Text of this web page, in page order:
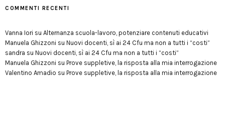
COMMENTI RECENTI
Vanna Iori su Alternanza scuola-lavoro, potenziare contenuti educativi
Manuela Ghizzoni su Nuovi docenti, sì ai 24 Cfu ma non a tutti i “costi”
sandra su Nuovi docenti, sì ai 24 Cfu ma non a tutti i “costi”
Manuela Ghizzoni su Prove suppletive, la risposta alla mia interrogazione
Valentino Amadio su Prove suppletive, la risposta alla mia interrogazione